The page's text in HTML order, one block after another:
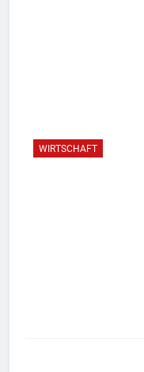
WIRTSCHAFT